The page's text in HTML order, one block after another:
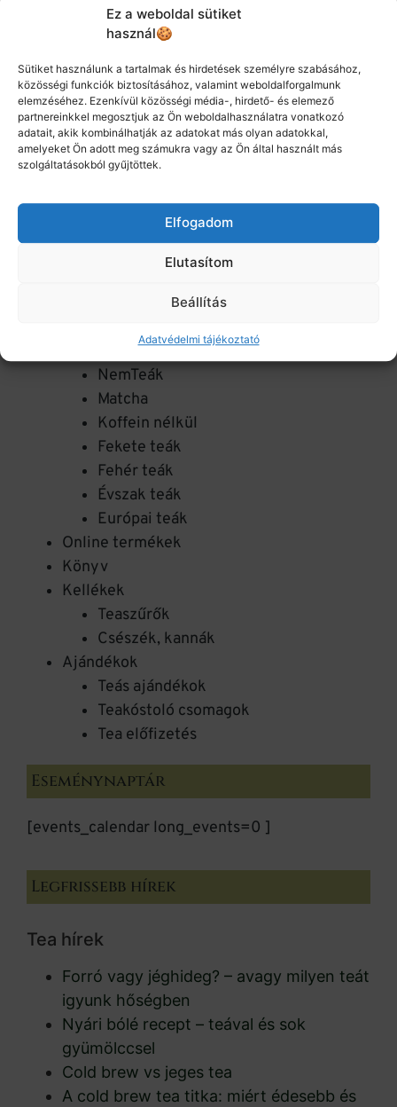
Ez a weboldal sütiket
használ🍪
Sütiket használunk a tartalmak és hirdetések személyre szabásához,
közösségi funkciók biztosításához, valamint weboldalforgalmunk
elemzéséhez. Ezenkívül közösségi média-, hirdető- és elemező
partnereinkkel megosztjuk az Ön weboldalhasználatra vonatkozó
adatait, akik kombinálhatják az adatokat más olyan adatokkal,
amelyeket Ön adott meg számukra vagy az Ön által használt más
szolgáltatásokból gyűjtöttek.
Elfogadom
Elutasítom
Beállítás
Adatvédelmi tájékoztató
(16)
Hírlevél feliratkozás
FELIRATKOZOM
Termék Kategóriák
Teák nyárra
Oolong
NemTeák
Matcha
Koffein nélkül
Fekete teák
Fehér teák
Évszak teák
Európai teák
Online termékek
Könyv
Kellékek
Teaszűrők
Csészék, kannák
Ajándékok
Teás ajándékok
Teakóstoló csomagok
Tea előfizetés
Eseménynaptár
[events_calendar long_events=0 ]
Legfrissebb hírek
Tea hírek
Forró vagy jéghideg? – avagy milyen teát
igyunk hőségben
Nyári bólé recept – teával és sok
gyümölccsel
Cold brew vs jeges tea
A cold brew tea titka: miért édesebb és